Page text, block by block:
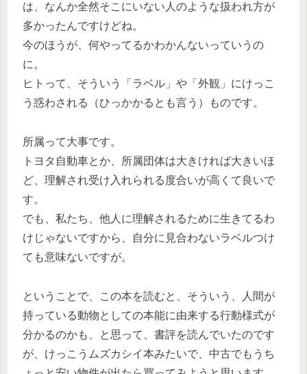
は、なんか全然そこにいない人のような扱われ方が
多かったんですけどね。
今のほうが、何やってるかわかんないっていうの
に。
ヒトって、そういう「ラベル」や「外観」にけっこ
う惑わされる（ひっかかるとも言う）ものです。
所属って大事です。
トヨタ自動車とか、所属団体は大きければ大きいほ
ど、理解され受け入れられる度合いが高くて良いで
す。
でも、私たち、他人に理解されるために生きてるわ
けじゃないですから、自分に見合わないラベルつけ
ても意味ないですが。
ということで、この本を読むと、そういう、人間が
持っている動物としての本能に由来する行動様式が
分かるのかも、と思って、書評を読んでいたのです
が、けっこうムズカシイ本みたいで、中古でもうち